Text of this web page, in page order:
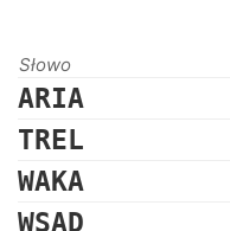
Słowo
ARIA
TREL
WAKA
WSAD